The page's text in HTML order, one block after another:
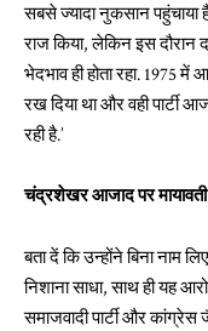
सबसे ज्यादा नुकसान
राज किया, लेकिन इस दौरान
भेदभाव ही होता रहा. 1975
रख दिया था और वही पार्टी
रही है.’
चंद्रशेखर आजाद पर मायावती
बता दें कि उन्होंने बिना नाम
निशाना साधा, साथ ही यह
समाजवादी पार्टी और कांग्रेस